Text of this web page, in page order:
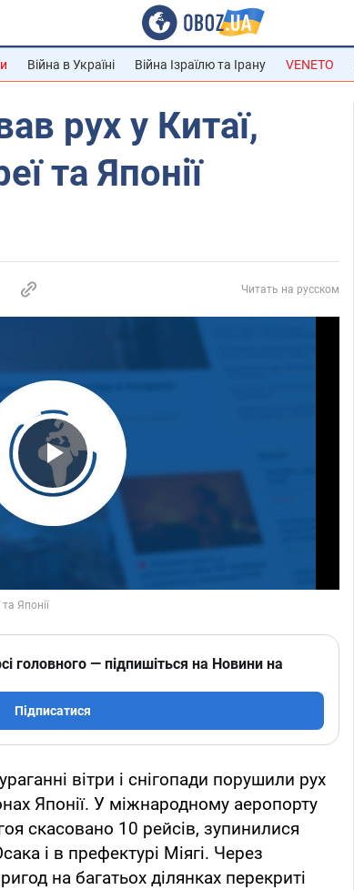
Війна в Україні Війна Ізраїлю та Ірану VENETO
рух у Китаї,
та Японії
Читать на русском
Play Video
головного — підпишіться на Новини на
Підписатися
вітри і снігопади порушили рух
Японії. У міжнародному аеропорту
скасовано 10 рейсів, зупинилися
і в префектурі Міягі. Через
на багатьох ділянках перекриті